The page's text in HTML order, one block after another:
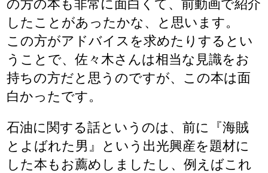
の方の本も非常に面白くて、前動画で紹介
したことがあったかな、と思います。
この方がアドバイスを求めたりするとい
うことで、佐々木さんは相当な見識をお
持ちの方だと思うのですが、この本は面
白かったです。
石油に関する話というのは、前に『海賊
とよばれた男』という出光興産を題材に
した本もお薦めしましたし、例えばこれ